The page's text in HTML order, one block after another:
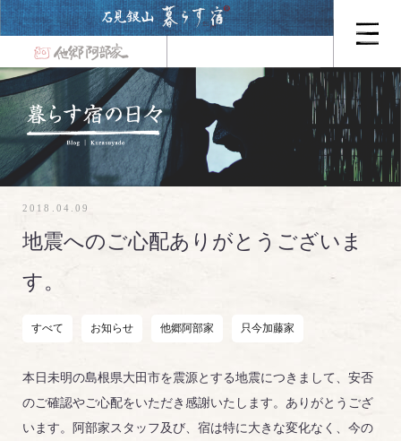
2018.04.09
地震へのご心配ありがとうございま
す。
すべて お知らせ 他郷阿部家 只今加藤家
本日未明の島根県大田市を震源とする地震につきまして、安否
のご確認やご心配をいただき感謝いたします。ありがとうござ
います。阿部家スタッフ及び、宿は特に大きな変化なく、今の